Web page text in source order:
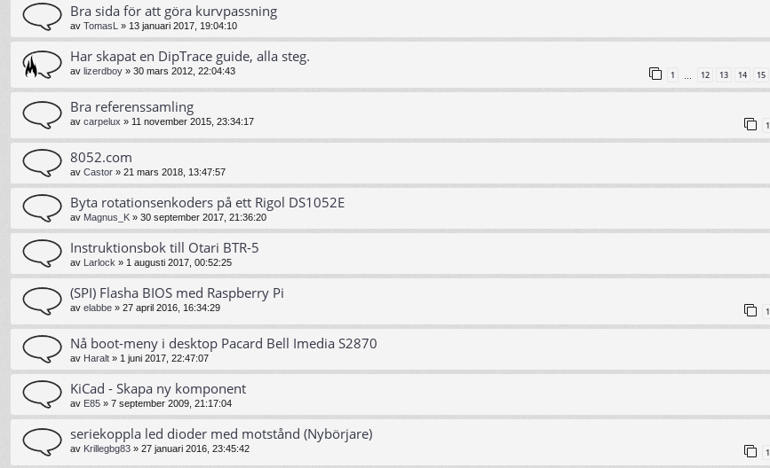
Bra sida för att göra kurvpassning
av TomasL » 13 januari 2017, 19:04:10
Har skapat en DipTrace guide, alla steg.
av lizerdboy » 30 mars 2012, 22:04:43 1 … 12 13 14 15
Bra referenssamling
av carpelux » 11 november 2015, 23:34:17 1
8052.com
av Castor » 21 mars 2018, 13:47:57
Byta rotationsenkoders på ett Rigol DS1052E
av Magnus_K » 30 september 2017, 21:36:20
Instruktionsbok till Otari BTR-5
av Larlock » 1 augusti 2017, 00:52:25
(SPI) Flasha BIOS med Raspberry Pi
av elabbe » 27 april 2016, 16:34:29 1
Nå boot-meny i desktop Pacard Bell Imedia S2870
av Haralt » 1 juni 2017, 22:47:07
KiCad - Skapa ny komponent
av E85 » 7 september 2009, 21:17:04
seriekoppla led dioder med motstånd (Nybörjare)
av Krillegbg83 » 27 januari 2016, 23:45:42 1